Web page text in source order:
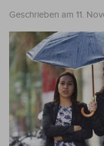
Geschrieben am 11.